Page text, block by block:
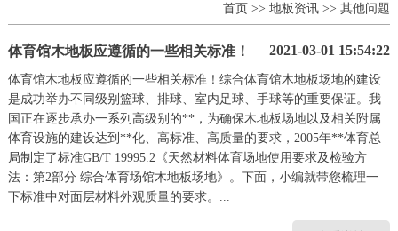
首页 >>地板资讯 >>其他问题
体育馆木地板应遵循的一些相关标准！ 2021-03-01 15:54:22
体育馆木地板应遵循的一些相关标准！综合体育馆木地板场地的建设
是成功举办不同级别篮球、排球、室内足球、手球等的重要保证。我
国正在逐步承办一系列高级别的**，为确保木地板场地以及相关附属
体育设施的建设达到**化、高标准、高质量的要求，2005年**体育总
局制定了标准GB/T 19995.2《天然材料体育场地使用要求及检验方
法：第2部分 综合体育场馆木地板场地》。下面，小编就带您梳理一
下标准中对面层材料外观质量的要求。...